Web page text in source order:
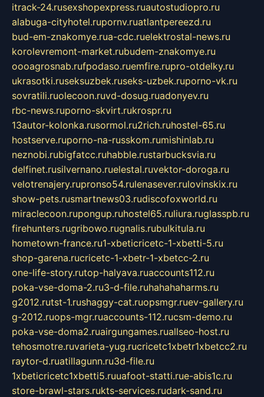
itrack-24.rusexshopexpress.ruautostudiopro.ru
alabuga-cityhotel.rupornv.ruatlantpereezd.ru
bud-em-znakomye.rua-cdc.ruelektrostal-news.ru
korolevremont-market.rubudem-znakomye.ru
oooagrosnab.rufpodaso.ruemfire.rupro-otdelky.ru
ukrasotki.ruseksuzbek.ruseks-uzbek.ruporno-vk.ru
sovratili.ruolecoon.ruvd-dosug.ruadonyev.ru
rbc-news.ruporno-skvirt.rukrospr.ru
13autor-kolonka.rusormol.ru2rich.ruhostel-65.ru
hostserve.ruporno-na-russkom.rumishinlab.ru
neznobi.rubigfatcc.ruhabble.rustarbucksvia.ru
delfinet.rusilvernano.ruelestal.ruvektor-doroga.ru
velotrenajery.rupronso54.rulenasever.rulovinskix.ru
show-pets.rusmartnews03.rudiscofoxworld.ru
miraclecoon.rupongup.ruhostel65.ruliura.ruglasspb.ru
firehunters.rugribowo.rugnalis.rubulkitula.ru
hometown-france.ru1-xbeticricetc-1-xbetti-5.ru
shop-garena.rucricetc-1-xbetr-1-xbetcc-2.ru
one-life-story.rutop-halyava.ruaccounts112.ru
poka-vse-doma-2.ru3-d-file.ruhahahaharms.ru
g2012.rutst-1.rushaggy-cat.ruopsmgr.ruev-gallery.ru
g-2012.ruops-mgr.ruaccounts-112.rucsm-demo.ru
poka-vse-doma2.ruairgungames.ruallseo-host.ru
tehosmotre.ruvarieta-yug.rucricetc1xbetr1xbetcc2.ru
raytor-d.ruatillagunn.ru3d-file.ru
1xbeticricetc1xbetti5.ruuafoot-statti.rue-abis1c.ru
store-brawl-stars.rukts-services.rudark-sand.ru